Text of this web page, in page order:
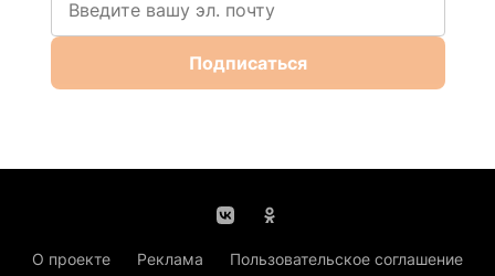
Подписаться
О проекте Реклама
Пользовательское соглашение